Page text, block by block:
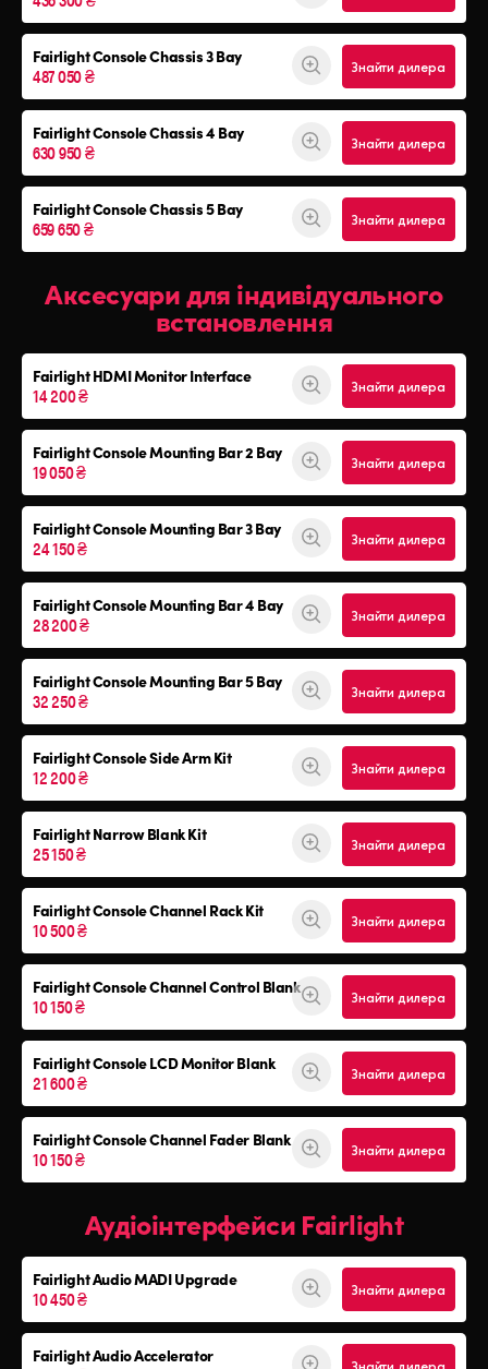
Fairlight ConsoleChassis 3 Bay
487 050 ₴ Знайти дилера
Fairlight ConsoleChassis 4 Bay
630 950 ₴ Знайти дилера
Fairlight ConsoleChassis 5 Bay
659 650 ₴ Знайти дилера
Аксесуари для індивідуального
встановлення
Fairlight HDMI Monitor Interface
14 200 ₴ Знайти дилера
Fairlight Console Mounting Bar 2 Bay
19 050 ₴ Знайти дилера
Fairlight Console Mounting Bar 3 Bay
24 150 ₴ Знайти дилера
Fairlight Console Mounting Bar 4 Bay
28 200 ₴ Знайти дилера
Fairlight Console Mounting Bar 5 Bay
32 250 ₴ Знайти дилера
Fairlight ConsoleSide Arm Kit
12 200 ₴ Знайти дилера
Fairlight Narrow Blank Kit
25 150 ₴ Знайти дилера
Fairlight ConsoleChannel Rack Kit
10 500 ₴ Знайти дилера
Fairlight ConsoleChannel Control Blank
10 150 ₴ Знайти дилера
Fairlight ConsoleLCD Monitor Blank
21 600 ₴ Знайти дилера
Fairlight ConsoleChannel Fader Blank
10 150 ₴ Знайти дилера
Аудіоінтерфейси Fairlight
Fairlight AudioMADI Upgrade
10 450 ₴ Знайти дилера
Fairlight Audio Accelerator